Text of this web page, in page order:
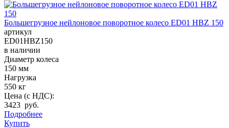
Большегрузное нейлоновое поворотное колесо ED01 HBZ 150
артикул
ED01HBZ150
в наличии
Диаметр колеса
150 мм
Нагрузка
550 кг
Цена (с НДС):
3423 руб.
Подробнее
Купить